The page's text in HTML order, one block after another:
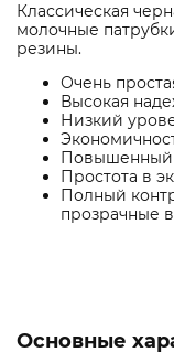
Классическая
молочные
резины.
Очень
Высокая
Низкий
Повышенный
Простота в
Полный
прозрачные
Основные